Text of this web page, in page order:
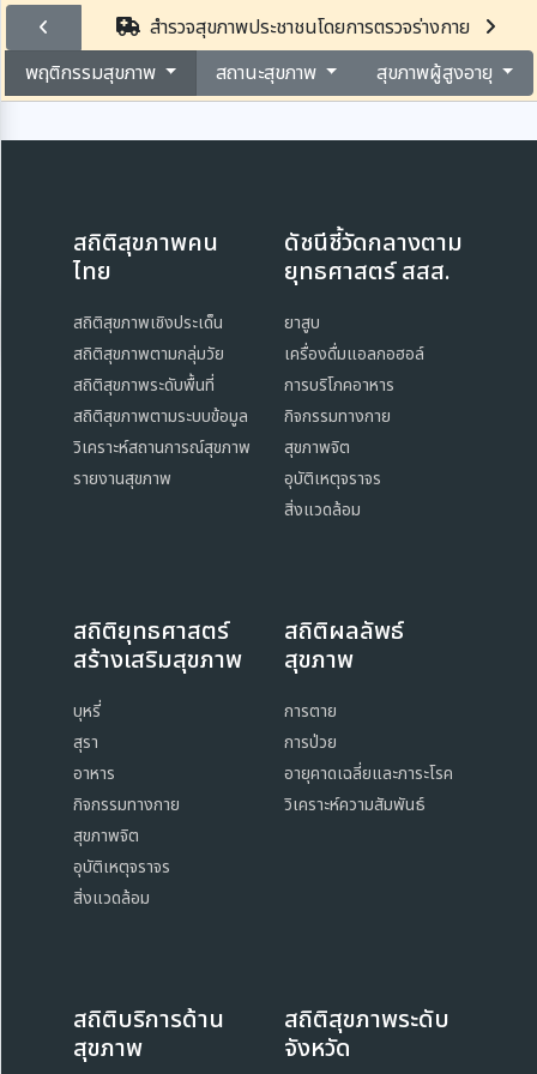
สำรวจสุขภาพประชาชนโดยการตรวจร่างกาย
พฤติกรรมสุขภาพ
สถานะสุขภาพ สุขภาพผู้สูงอายุ
สถิติสุขภาพคน
ไทย
สถิติสุขภาพเชิงประเด็น
สถิติสุขภาพตามกลุ่มวัย
สถิติสุขภาพระดับพื้นที่
สถิติสุขภาพตามระบบข้อมูล
วิเคราะห์สถานการณ์สุขภาพ
รายงานสุขภาพ
ดัชนีชี้วัดกลางตาม
ยุทธศาสตร์ สสส.
ยาสูบ
เครื่องดื่มแอลกอฮอล์
การบริโภคอาหาร
กิจกรรมทางกาย
สุขภาพจิต
อุบัติเหตุจราจร
สิ่งแวดล้อม
สถิติยุทธศาสตร์
สร้างเสริมสุขภาพ
บุหรี่
สุรา
อาหาร
กิจกรรมทางกาย
สุขภาพจิต
อุบัติเหตุจราจร
สิ่งแวดล้อม
สถิติผลลัพธ์
สุขภาพ
การตาย
การป่วย
อายุคาดเฉลี่ยและภาระโรค
วิเคราะห์ความสัมพันธ์
สถิติบริการด้าน
สุขภาพ
สถิติสุขภาพระดับ
จังหวัด